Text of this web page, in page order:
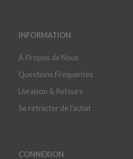
INFORMATION
À Propos de Nous
Questions Fréquentes
Livraison & Retours
Se rétracter de l’achat
CONNEXION